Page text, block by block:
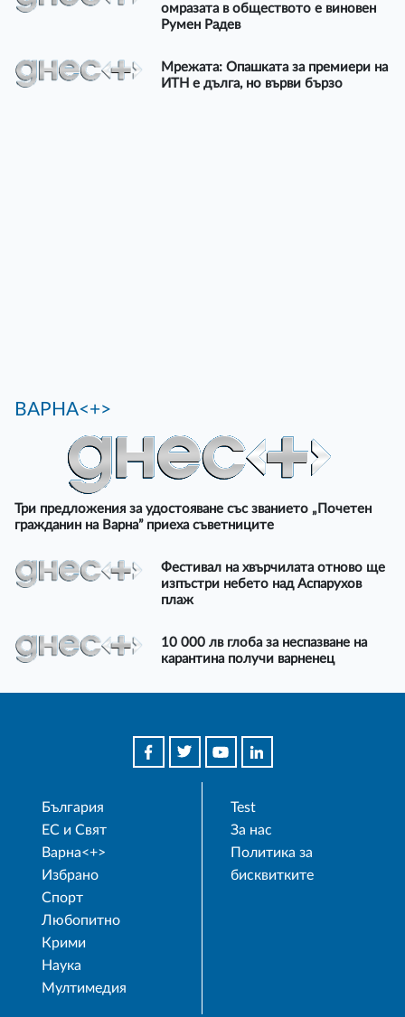
омразата в обществото е виновен
Румен Радев
Мрежата: Опашката за премиери на
ИТН е дълга, но върви бързо
ВАРНА<+>
Три предложения за удостояване със званието „Почетен
гражданин на Варна” приеха съветниците
Фестивал на хвърчилата отново ще
изпъстри небето над Аспарухов
плаж
10 000 лв глоба за неспазване на
карантина получи варненец
България
ЕС и Свят
Варна<+>
Избрано
Спорт
Любопитно
Крими
Наука
Мултимедия
Test
За нас
Политика за
бисквитките